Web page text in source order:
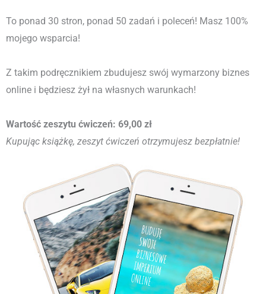
To ponad 30 stron, ponad 50 zadań i poleceń! Masz 100%
mojego wsparcia!
Z takim podręcznikiem zbudujesz swój wymarzony biznes
online i będziesz żył na własnych warunkach!
Wartość zeszytu ćwiczeń: 69,00 zł
Kupując książkę, zeszyt ćwiczeń otrzymujesz bezpłatnie!